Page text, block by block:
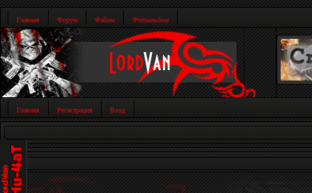
Главная Форум Файлы Фотоальбом
Главная Регистрация Вход